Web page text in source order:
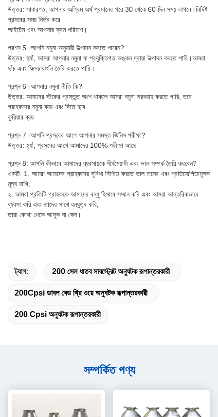
উত্তর: সাধারণত, আপনার অগ্রিম অর্থ প্রদানের পরে 30 থেকে 60 দিন সময় লাগবে।নির্দিষ্ট
প্রসবের সময় নির্ভর করে
আইটেম এবং আপনার ক্রম পরিমাণ।
প্রশ্ন 5।আপনি নমুনা অনুযায়ী উত্পাদন করতে পারেন?
উত্তর: হ্যাঁ, আমরা আপনার নমুনা বা প্রযুক্তিগত অঙ্কন দ্বারা উত্পাদন করতে পারি।আমরা
ছাঁচ এবং ফিক্সচারগুলি তৈরি করতে পারি।
প্রশ্ন 6।আপনার নমুনা নীতি কি?
উত্তর: আমাদের স্টকের প্রস্তুত অংশ থাকলে আমরা নমুনা সরবরাহ করতে পারি, তবে
গ্রাহকদের নমুনা ব্যয় এবং দিতে হবে
কুরিয়ার ব্যয়
প্রশ্ন 7।আপনি প্রসবের আগে আপনার সমস্ত জিনিস পরীক্ষা?
উত্তর: হ্যাঁ, প্রসবের আগে আমাদের 100% পরীক্ষা আছে
প্রশ্ন 8: আপনি কীভাবে আমাদের ব্যবসায়কে দীর্ঘমেয়াদী এবং ভাল সম্পর্ক তৈরি করবেন?
একটি: 1. আমরা আমাদের গ্রাহকদের সুবিধা নিশ্চিত করতে ভাল মানের এবং প্রতিযোগিতামূলক
মূল্য রাখি;
২. আমরা প্রতিটি গ্রাহককে আমাদের বন্ধু হিসাবে সম্মান করি এবং আমরা আন্তরিকভাবে
ব্যবসা করি এবং তাদের সাথে বন্ধুত্ব করি,
তারা কোথা থেকে আসুক না কেন।
ট্যাগ: 200 সেল ধাতব সাবস্ট্রেট অনুঘটক রূপান্তরকারী
200Cpsi ডাবল বেড থ্রি ওয়ে অনুঘটক রূপান্তরকারী
200 Cpsi অনুঘটক রূপান্তরকারী
সম্পর্কিত পণ্য